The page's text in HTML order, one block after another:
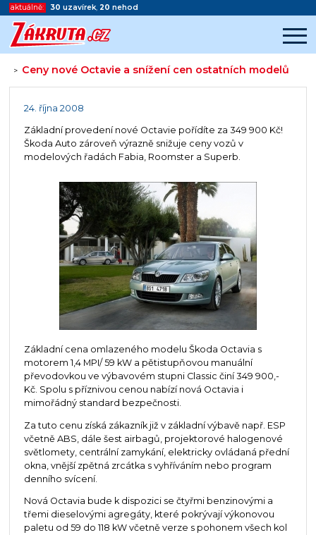
aktuálně: 30 uzavírek, 20 nehod
> Ceny nové Octavie a snížení cen ostatních modelů
Začátek reklamy
24. října 2008
Základní provedení nové Octavie pořídíte za 349 900 Kč!
Škoda Auto zároveň výrazně snižuje ceny vozů v
modelových řadách Fabia, Roomster a Superb.
Základní cena omlazeného modelu Škoda Octavia s
motorem 1,4 MPI/ 59 kW a pětistupňovou manuální
převodovkou ve výbavovém stupni Classic činí 349 900,-
Kč. Spolu s příznivou cenou nabízí nová Octavia i
mimořádný standard bezpečnosti.
Za tuto cenu získá zákazník již v základní výbavě např. ESP
včetně ABS, dále šest airbagů, projektorové halogenové
světlomety, centrální zamykání, elektricky ovládaná přední
okna, vnější zpětná zrcátka s vyhříváním nebo program
denního svícení.
Nová Octavia bude k dispozici se čtyřmi benzinovými a
třemi dieselovými agregáty, které pokrývají výkonovou
paletu od 59 do 118 kW včetně verze s pohonem všech kol